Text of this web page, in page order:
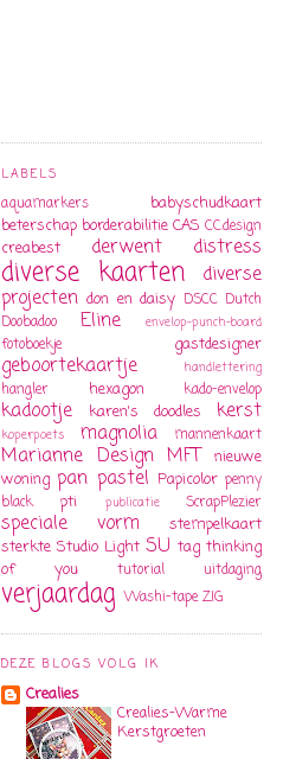
LABELS
aquamarkers
babyschudkaart
beterschap borderabilitie CAS CC.design
creabest derwent distress
diverse kaarten
diverse
projecten don en daisy DSCC Dutch
Doobadoo
Eline envelop-punch-board
fotoboekje gastdesigner
geboortekaartje handlettering
hangler hexagon kado-envelop
kadootje karen's doodles kerst
koperpoets magnolia mannenkaart
Marianne Design MFT
nieuwe
woning pan pastel Papicolor penny
black
pti publicatie ScrapPlezier
speciale vorm
stempelkaart
sterkte Studio Light SU tag thinking
of you
tutorial uitdaging
verjaardag Washi-tape ZIG
DEZE BLOGS VOLG IK
Crealies
Crealies-Warme
Kerstgroeten